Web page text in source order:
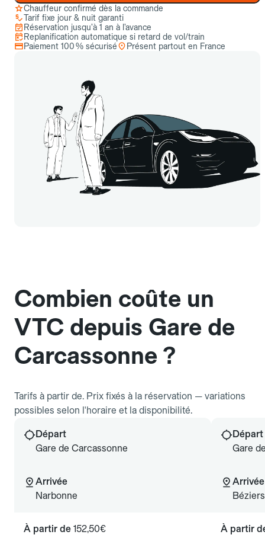
Chauffeur confirmé dès la commande
Tarif fixe jour & nuit garanti
Réservation jusqu’à 1 an à l’avance
Replanification automatique si retard de vol/train
Paiement 100 % sécurisé
Présent partout en France
Combien coûte un
VTC depuis Gare de
Carcassonne ?
Tarifs à partir de. Prix fixés à la réservation — variations
possibles selon l'horaire et la disponibilité.
Départ
Gare de Carcassonne
Arrivée
Narbonne
À partir de 152,50€
Départ
Gare
Arrivée
Béziers
À partir